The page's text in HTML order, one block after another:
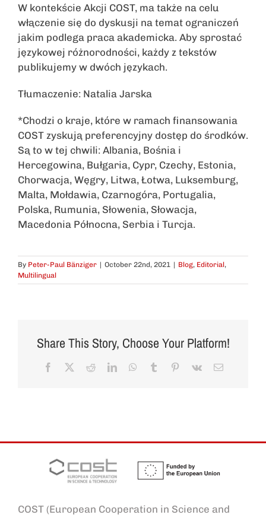
W kontekście Akcji COST, ma także na celu
włączenie się do dyskusji na temat ograniczeń
jakim podlega praca akademicka. Aby sprostać
językowej różnorodności, każdy z tekstów
publikujemy w dwóch językach.
Tłumaczenie: Natalia Jarska
*Chodzi o kraje, które w ramach finansowania
COST zyskują preferencyjny dostęp do środków.
Są to w tej chwili: Albania, Bośnia i
Hercegowina, Bułgaria, Cypr, Czechy, Estonia,
Chorwacja, Węgry, Litwa, Łotwa, Luksemburg,
Malta, Mołdawia, Czarnogóra, Portugalia,
Polska, Rumunia, Słowenia, Słowacja,
Macedonia Północna, Serbia i Turcja.
By Peter-Paul Bänziger | October 22nd, 2021 | Blog, Editorial,
Multilingual
Share This Story, Choose Your Platform!
Facebook RedditLinkedInWhatsApp
Tumblr Pinterest
Vk Email
COST (European Cooperation in Science and